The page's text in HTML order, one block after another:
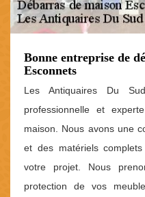
Bonne entreprise de
Esconnets
Les Antiquaires Du
professionnelle et
maison. Nous avons une
et des matériels
votre projet. Nous
protection de vos